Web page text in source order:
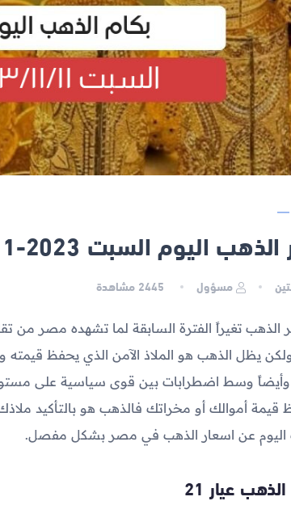
اليوم السبت 2023-11-11 في مصر
مسؤول مشاهدة
تغيراً الفترة السابقة لما تشهده مصر من
يظل الذهب هو الملاذ الآمن الذي يحفظ
وسط اضطرابات بين قوى سياسية على
قيمة أموالك أو مخراتك فالذهب هو بالتأكيد
عن اسعار الذهب في مصر بشكل مفصل.
عيار 21